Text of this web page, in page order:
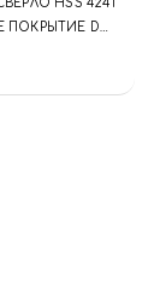
HSS 4241
ПОКРЫТИЕ D